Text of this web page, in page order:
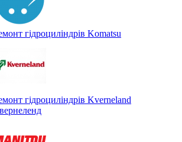
гідроциліндрів Komatsu
гідроциліндрів Kverneland